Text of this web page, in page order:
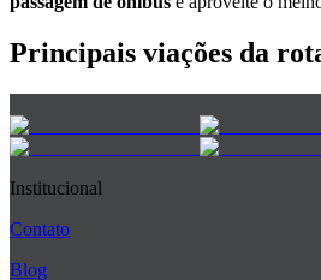
Principais viações da
Institucional
Contato
Blog